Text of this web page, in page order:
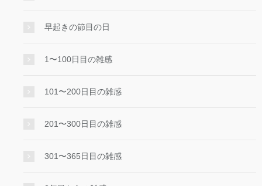
早起きの節目の日
1〜100日目の雑感
101〜200日目の雑感
201〜300日目の雑感
301〜365日目の雑感